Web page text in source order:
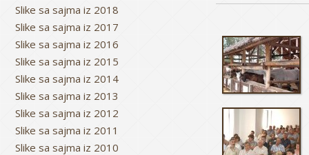
Slike sa sajma iz 2018
Slike sa sajma iz 2017
Slike sa sajma iz 2016
Slike sa sajma iz 2015
Slike sa sajma iz 2014
Slike sa sajma iz 2013
Slike sa sajma iz 2012
Slike sa sajma iz 2011
Slike sa sajma iz 2010